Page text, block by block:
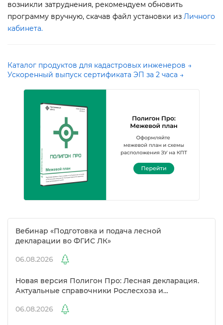
озникли затруднения, рекомендуем обновить
программу вручную, скачав файл установки из Личного
кабинета.
Каталог продуктов для кадастровых инженеров →
Ускоренный выпуск сертификата ЭП за 2 часа →
ебинар «Подготовка и подача лесной
декларации во ФГИС ЛК»
06.08.2026
Новая версия Полигон Про: Лесная декларация.
Актуальные справочники Рослесхоза и
06.08.2026